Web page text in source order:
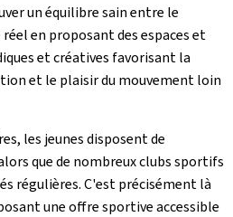
un équilibre sain entre le
en proposant des espaces et
et créatives favorisant la
et le plaisir du mouvement loin
les jeunes disposent de
que de nombreux clubs sportifs
régulières. C'est précisément là
une offre sportive accessible